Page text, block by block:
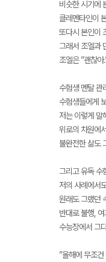
비슷한 시기에
클레멘타인이
또다시 본인이
그래서 조엘과
조엘은 ”괜찮
수험생 멘탈 관
수험생들에게
저는 이렇게 말
위로의 차원에
불완전한 삶도
그리고 유독 수
저의 사례에서
원래도 그랬던
반대로 불행,
수능장에서 그
”올해에 무조